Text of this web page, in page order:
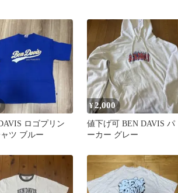
ロゴプリン
ャツ ブルー
¥2,000
値下げ可 BEN DAVIS パ
ーカー グレー